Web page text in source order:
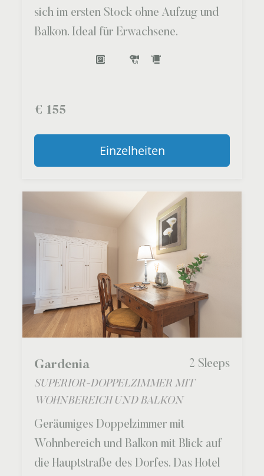
sich im ersten Stock ohne Aufzug und
Balkon. Ideal für Erwachsene.
€ 155
Einzelheiten
Gardenia 2 Sleeps
SUPERIOR-DOPPELZIMMER MIT
WOHNBEREICH UND BALKON
Geräumiges Doppelzimmer mit
Wohnbereich und Balkon mit Blick auf
die Hauptstraße des Dorfes. Das Hotel